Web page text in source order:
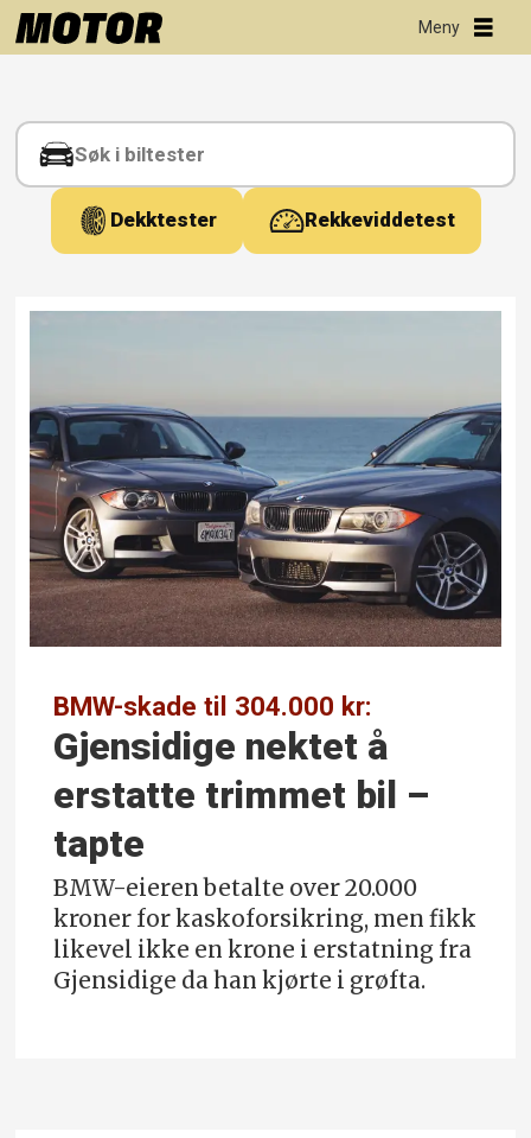
Tag:
modifisering
Dekktester Rekkeviddetest
BMW-skade til 304.000 kr:
Gjensidige nektet å
erstatte trimmet bil –
tapte
BMW-eieren betalte over 20.000
kroner for kaskoforsikring, men fikk
likevel ikke en krone i erstatning fra
Gjensidige da han kjørte i grøfta.